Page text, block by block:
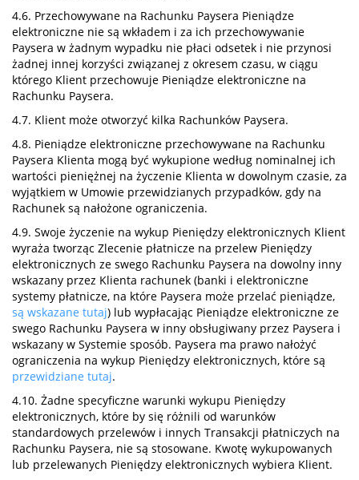
4.6. Przechowywane na Rachunku Paysera Pieniądze
elektroniczne nie są wkładem i za ich przechowywanie
Paysera w żadnym wypadku nie płaci odsetek i nie przynosi
żadnej innej korzyści związanej z okresem czasu, w ciągu
którego Klient przechowuje Pieniądze elektroniczne na
Rachunku Paysera.
4.7. Klient może otworzyć kilka Rachunków Paysera.
4.8. Pieniądze elektroniczne przechowywane na Rachunku
Paysera Klienta mogą być wykupione według nominalnej ich
wartości pieniężnej na życzenie Klienta w dowolnym czasie, za
wyjątkiem w Umowie przewidzianych przypadków, gdy na
Rachunek są nałożone ograniczenia.
4.9. Swoje życzenie na wykup Pieniędzy elektronicznych Klient
wyraża tworząc Zlecenie płatnicze na przelew Pieniędzy
elektronicznych ze swego Rachunku Paysera na dowolny inny
wskazany przez Klienta rachunek (banki i elektroniczne
systemy płatnicze, na które Paysera może przelać pieniądze,
są wskazane tutaj) lub wypłacając Pieniądze elektroniczne ze
swego Rachunku Paysera w inny obsługiwany przez Paysera i
wskazany w Systemie sposób. Paysera ma prawo nałożyć
ograniczenia na wykup Pieniędzy elektronicznych, które są
przewidziane tutaj.
4.10. Żadne specyficzne warunki wykupu Pieniędzy
elektronicznych, które by się różnili od warunków
standardowych przelewów i innych Transakcji płatniczych na
Rachunku Paysera, nie są stosowane. Kwotę wykupowanych
lub przelewanych Pieniędzy elektronicznych wybiera Klient.